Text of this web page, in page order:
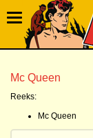
Mc Queen
Reeks:
Mc Queen